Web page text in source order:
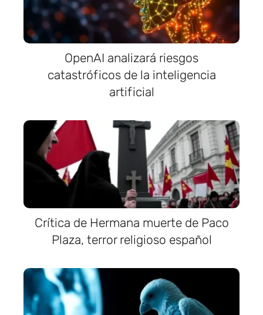
OpenAI analizará riesgos
catastróficos de la inteligencia
artificial
Crítica de Hermana muerte de Paco
Plaza, terror religioso español